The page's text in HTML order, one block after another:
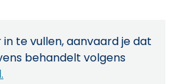
te vullen, aanvaard je dat
behandelt volgens